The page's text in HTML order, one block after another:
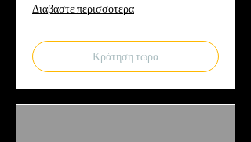
Διαβάστε περισσότερα
Κράτηση τώρα